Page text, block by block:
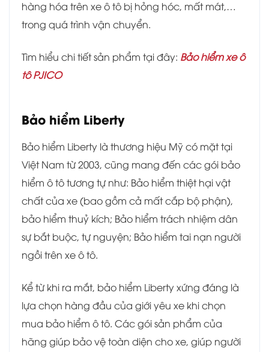
hàng hóa trên xe ô tô bị hỏng hóc, mất mát,…
trong quá trình vận chuyển.
Tìm hiểu chi tiết sản phẩm tại đây: Bảo hiểm xe ô
tô PJICO
Bảo hiểm Liberty
Bảo hiểm Liberty là thương hiệu Mỹ có mặt tại
Việt Nam từ 2003, cũng mang đến các gói bảo
hiểm ô tô tương tự như: Bảo hiểm thiệt hại vật
chất của xe (bao gồm cả mất cắp bộ phận),
bảo hiểm thuỷ kích; Bảo hiểm trách nhiệm dân
sự bắt buộc, tự nguyện; Bảo hiểm tai nạn người
ngồi trên xe ô tô.
Kể từ khi ra mắt, bảo hiểm Liberty xứng đáng là
lựa chọn hàng đầu của giới yêu xe khi chọn
mua bảo hiểm ô tô. Các gói sản phẩm của
hãng giúp bảo vệ toàn diện cho xe, giúp người